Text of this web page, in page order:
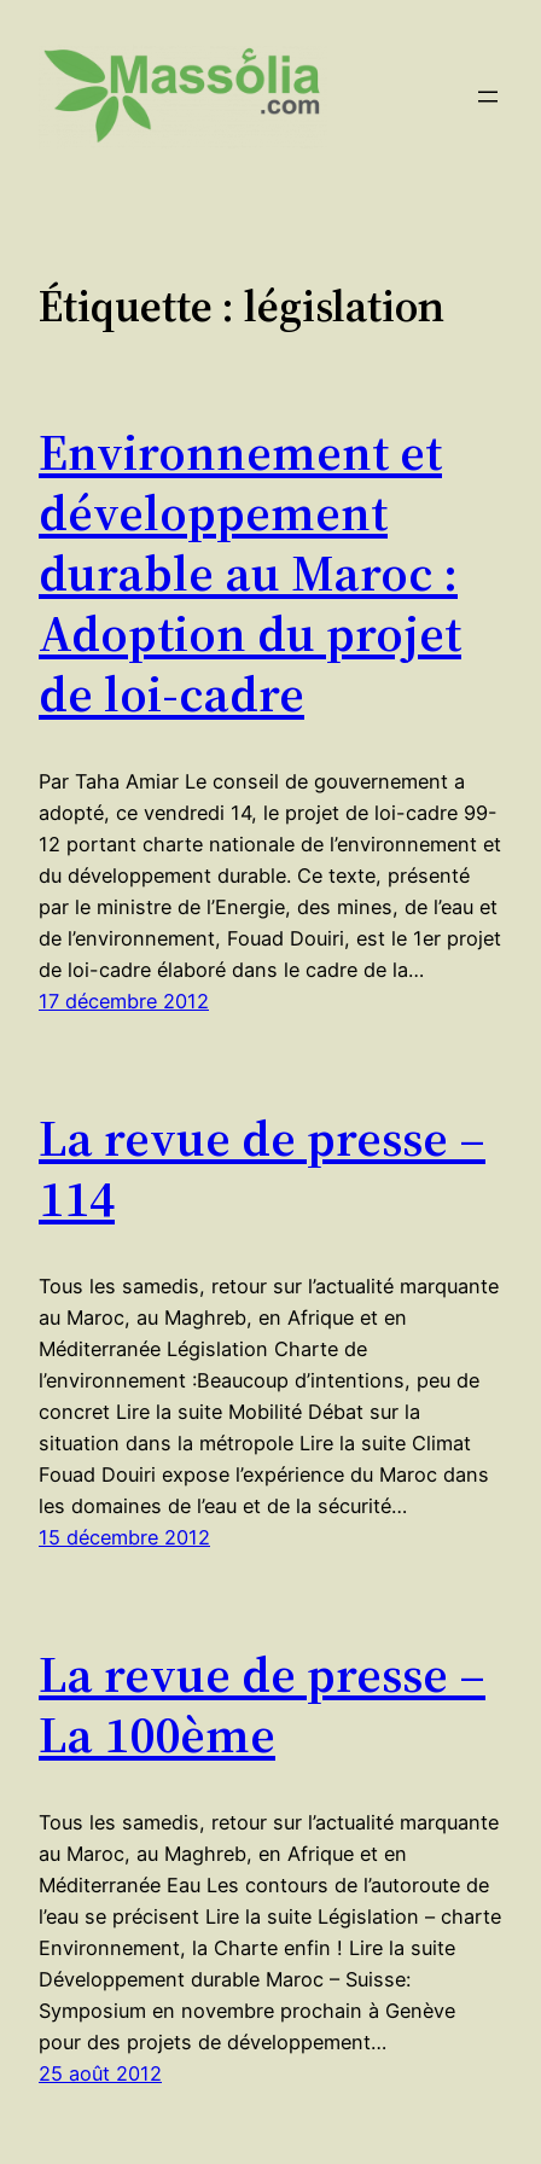
contenu
Étiquette : législation
Environnement et
développement
durable au Maroc :
Adoption du projet
de loi-cadre
Par Taha Amiar Le conseil de gouvernement a
adopté, ce vendredi 14, le projet de loi-cadre 99-
12 portant charte nationale de l’environnement et
du développement durable. Ce texte, présenté
par le ministre de l’Energie, des mines, de l’eau et
de l’environnement, Fouad Douiri, est le 1er projet
de loi-cadre élaboré dans le cadre de la…
17 décembre 2012
La revue de presse –
114
Tous les samedis, retour sur l’actualité marquante
au Maroc, au Maghreb, en Afrique et en
Méditerranée Législation Charte de
l’environnement :Beaucoup d’intentions, peu de
concret Lire la suite Mobilité Débat sur la
situation dans la métropole Lire la suite Climat
Fouad Douiri expose l’expérience du Maroc dans
les domaines de l’eau et de la sécurité…
15 décembre 2012
La revue de presse –
La 100ème
Tous les samedis, retour sur l’actualité marquante
au Maroc, au Maghreb, en Afrique et en
Méditerranée Eau Les contours de l’autoroute de
l’eau se précisent Lire la suite Législation – charte
Environnement, la Charte enfin ! Lire la suite
Développement durable Maroc – Suisse:
Symposium en novembre prochain à Genève
pour des projets de développement…
25 août 2012